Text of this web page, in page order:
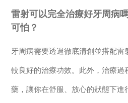
雷射可以完全治療好牙周病
可怕？
牙周病需要透過徹底清創並搭配雷
較良好的治療功效。此外，治療過
藥，讓你在舒服、放心的狀態下進